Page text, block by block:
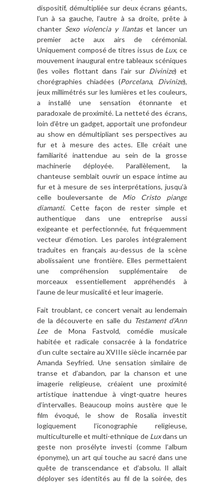
dispositif, démultipliée sur deux écrans géants,
l’un à sa gauche, l’autre à sa droite, prête à
chanter Sexo violencia y llantaset lancer un
premier acte aux airs de cérémonial.
Uniquement composé de titres issus de Lux, ce
mouvement inaugural entre tableaux scéniques
(les voiles flottant dans l’air sur Divinize) et
chorégraphies chiadées (Porcelana, Divinize),
jeux millimétrés sur les lumières et les couleurs,
a installé une sensation étonnante et
paradoxale de proximité. La netteté des écrans,
loin d’être un gadget, apportait une profondeur
au show en démultipliant ses perspectives au
fur et à mesure des actes. Elle créait une
familiarité inattendue au sein de la grosse
machinerie déployée. Parallèlement, la
chanteuse semblait ouvrir un espace intime au
fur et à mesure de ses interprétations, jusqu’à
celle bouleversante de Mio Cristo piange
diamanti. Cette façon de rester simple et
authentique dans une entreprise aussi
exigeante et perfectionnée, fut fréquemment
vecteur d’émotion. Les paroles intégralement
traduites en français au-dessus de la scène
abolissaient une frontière. Elles permettaient
une compréhension supplémentaire de
morceaux essentiellement appréhendés à
l’aune de leur musicalité et leur imagerie.
Fait troublant, ce concert venait au lendemain
de la découverte en salle du Testament d’Ann
Leede Mona Fastvold, comédie musicale
habitée et radicale consacrée à la fondatrice
d’un culte sectaire au XVIIIe siècle incarnée par
Amanda Seyfried. Une sensation similaire de
transe et d’abandon, par la chanson et une
imagerie religieuse, créaient une proximité
artistique inattendue à vingt-quatre heures
d’intervalles. Beaucoup moins austère que le
film évoqué, le show de Rosalía investit
logiquement l’iconographie religieuse,
multiculturelle et multi-ethnique de Luxdans un
geste non prosélyte investi (comme l’album
éponyme), un art qui touche au sacré dans une
quête de transcendance et d’absolu. Il allait
déployer ses identités au fil de la soirée, des